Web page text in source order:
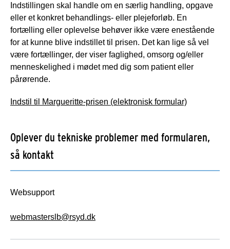
Indstillingen skal handle om en særlig handling, opgave
eller et konkret behandlings- eller plejeforløb. En
fortælling eller oplevelse behøver ikke være enestående
for at kunne blive indstillet til prisen. Det kan lige så vel
være fortællinger, der viser faglighed, omsorg og/eller
menneskelighed i mødet med dig som patient eller
pårørende.
Indstil til Margueritte-prisen (elektronisk formular)
Oplever du tekniske problemer med formularen,
så kontakt
Websupport
webmasterslb@rsyd.dk